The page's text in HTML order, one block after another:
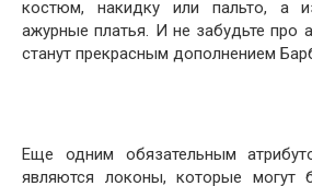
костюм, накидку или пальто, а
ажурные платья. И не забудьте про
станут прекрасным дополнением
Еще одним обязательным
являются локоны, которые могут